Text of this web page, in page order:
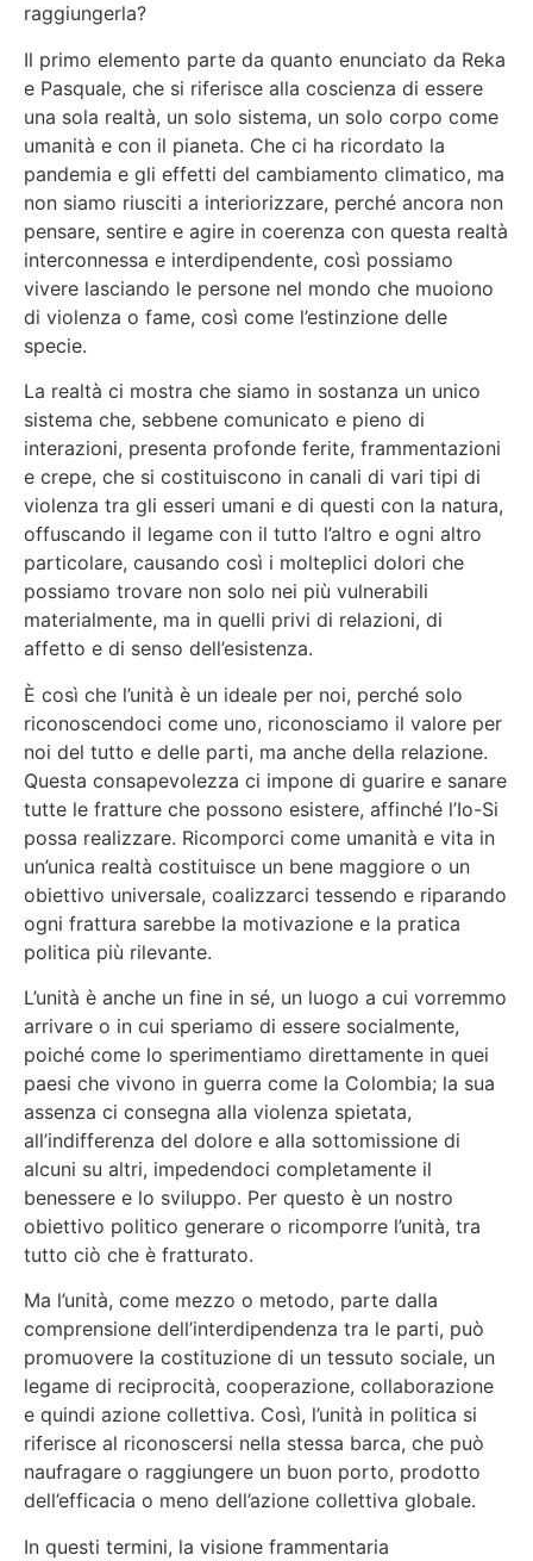
raggiungerla?
Il primo elemento parte da quanto enunciato da Reka
e Pasquale, che si riferisce alla coscienza di essere
una sola realtà, un solo sistema, un solo corpo come
umanità e con il pianeta. Che ci ha ricordato la
pandemia e gli effetti del cambiamento climatico, ma
non siamo riusciti a interiorizzare, perché ancora non
pensare, sentire e agire in coerenza con questa realtà
interconnessa e interdipendente, così possiamo
vivere lasciando le persone nel mondo che muoiono
di violenza o fame, così come l’estinzione delle
specie.
La realtà ci mostra che siamo in sostanza un unico
sistema che, sebbene comunicato e pieno di
interazioni, presenta profonde ferite, frammentazioni
e crepe, che si costituiscono in canali di vari tipi di
violenza tra gli esseri umani e di questi con la natura,
offuscando il legame con il tutto l’altro e ogni altro
particolare, causando così i molteplici dolori che
possiamo trovare non solo nei più vulnerabili
materialmente, ma in quelli privi di relazioni, di
affetto e di senso dell’esistenza.
È così che l’unità è un ideale per noi, perché solo
riconoscendoci come uno, riconosciamo il valore per
noi del tutto e delle parti, ma anche della relazione.
Questa consapevolezza ci impone di guarire e sanare
tutte le fratture che possono esistere, affinché l’Io-Si
possa realizzare. Ricomporci come umanità e vita in
un’unica realtà costituisce un bene maggiore o un
obiettivo universale, coalizzarci tessendo e riparando
ogni frattura sarebbe la motivazione e la pratica
politica più rilevante.
L’unità è anche un fine in sé, un luogo a cui vorremmo
arrivare o in cui speriamo di essere socialmente,
poiché come lo sperimentiamo direttamente in quei
paesi che vivono in guerra come la Colombia; la sua
assenza ci consegna alla violenza spietata,
all’indifferenza del dolore e alla sottomissione di
alcuni su altri, impedendoci completamente il
benessere e lo sviluppo. Per questo è un nostro
obiettivo politico generare o ricomporre l’unità, tra
tutto ciò che è fratturato.
Ma l’unità, come mezzo o metodo, parte dalla
comprensione dell’interdipendenza tra le parti, può
promuovere la costituzione di un tessuto sociale, un
legame di reciprocità, cooperazione, collaborazione
e quindi azione collettiva. Così, l’unità in politica si
riferisce al riconoscersi nella stessa barca, che può
naufragare o raggiungere un buon porto, prodotto
dell’efficacia o meno dell’azione collettiva globale.
In questi termini, la visione frammentaria